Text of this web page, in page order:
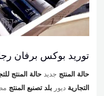
توريد بوكس برفان
حالة المنتج جديد حالة المنتج
التجارية ديور بلد تصنبع المنتج